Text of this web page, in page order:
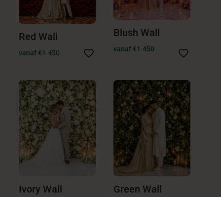
Red Wall
vanaf €1.450
Blush Wall
vanaf €1.450
Ivory Wall Green Wall